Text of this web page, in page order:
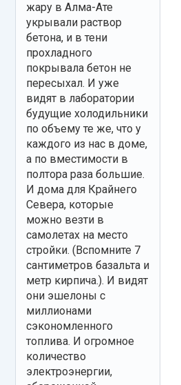
жару в Алма-Ате
укрывали раствор
бетона, и в тени
прохладного
покрывала бетон не
пересыхал. И уже
видят в лаборатории
будущие холодильники
по объему те же, что у
каждого из нас в доме,
а по вместимости в
полтора раза большие.
И дома для Крайнего
Севера, которые
можно везти в
самолетах на место
стройки. (Вспомните 7
сантиметров базальта и
метр кирпича.). И видят
они эшелоны с
миллионами
сэкономленного
топлива. И огромное
количество
электроэнергии,